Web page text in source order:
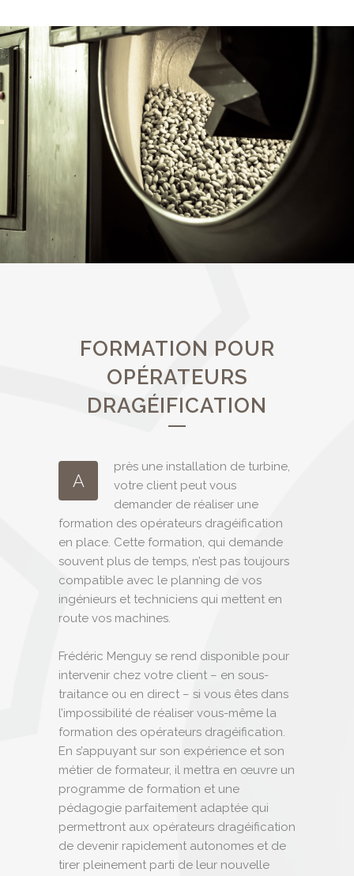
FORMATION POUR
OPÉRATEURS
DRAGÉIFICATION
A
près une installation de turbine,
votre client peut vous
demander de réaliser une
formation des opérateurs dragéification
en place. Cette formation, qui demande
souvent plus de temps, n’est pas toujours
compatible avec le planning de vos
ingénieurs et techniciens qui mettent en
route vos machines.
Frédéric Menguy se rend disponible pour
intervenir chez votre client – en sous-
traitance ou en direct – si vous êtes dans
l’impossibilité de réaliser vous-même la
formation des opérateurs dragéification.
En s’appuyant sur son expérience et son
métier de formateur, il mettra en œuvre un
programme de formation et une
pédagogie parfaitement adaptée qui
permettront aux opérateurs dragéification
de devenir rapidement autonomes et de
tirer pleinement parti de leur nouvelle